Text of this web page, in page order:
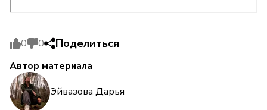
0 0 Поделиться
Автор материала
Эйвазова Дарья